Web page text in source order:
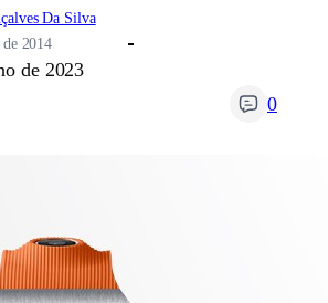
Da Silva
2014
de 2023
0